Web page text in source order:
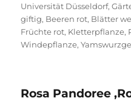
Universität Düsseldorf,
giftig, Beeren rot, Blätter
Früchte rot, Kletterpflanze,
Windepflanze,
Rosa Pandoree